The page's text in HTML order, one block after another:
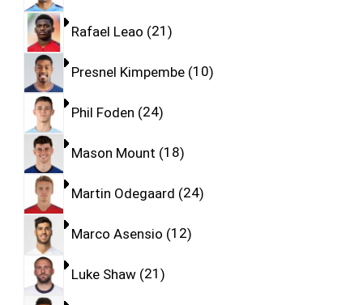
Rafael Leao 21
Presnel Kimpembe 10
Phil Foden 24
Mason Mount 18
Martin Odegaard 24
Marco Asensio 12
Luke Shaw 21